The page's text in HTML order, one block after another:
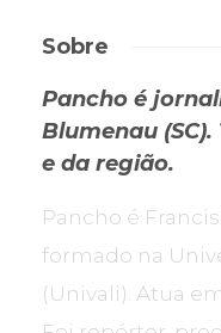
Sobre
Pancho é
Blumenau
e da região.
Pancho é
formado na
(Univali). Atua